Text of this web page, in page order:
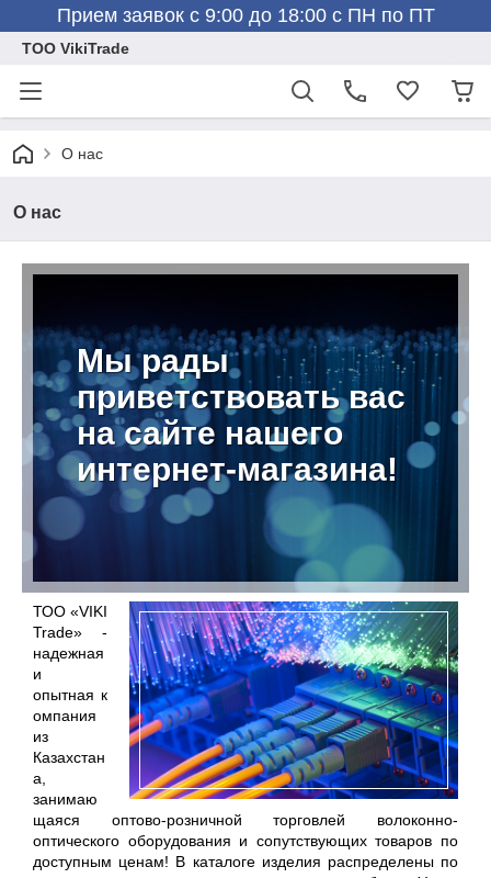
Прием заявок с 9:00 до 18:00 с ПН по ПТ
ТОО VikiTrade
О нас
О нас
Мы рады
приветствовать вас
на сайте нашего
интернет-магазина!
ТОО «VIKI
Trade» -
надежная
и
опытная к
омпания
из
Казахстан
а,
занимаю
щаяся оптово-розничной торговлей волоконно-
оптического оборудования и сопутствующих товаров по
доступным ценам! В каталоге изделия распределены по